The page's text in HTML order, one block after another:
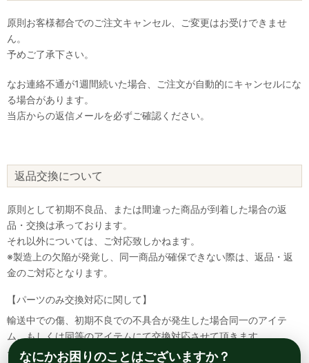
原則お客様都合でのご注文キャンセル、ご変更はお受けできませ
ん。
予めご了承下さい。
なお連絡不通が1週間続いた場合、ご注文が自動的にキャンセルにな
る場合があります。
当店からの返信メールを必ずご確認ください。
返品交換について
原則として初期不良品、または間違った商品が到着した場合の返
品・交換は承っております。
それ以外については、ご対応致しかねます。
※製造上の欠陥が発覚し、同一商品が確保できない際は、返品・返
金のご対応となります。
【パーツのみ交換対応に関して】
輸送中での傷、初期不良での不具合が発生した場合同一のアイテ
ム、もしくは同等のアイテムにて交換対応させて頂きます。
その場合該当部品を着払いにて返送して頂く必要が御座いますので
なにかお困りのことはございますか？